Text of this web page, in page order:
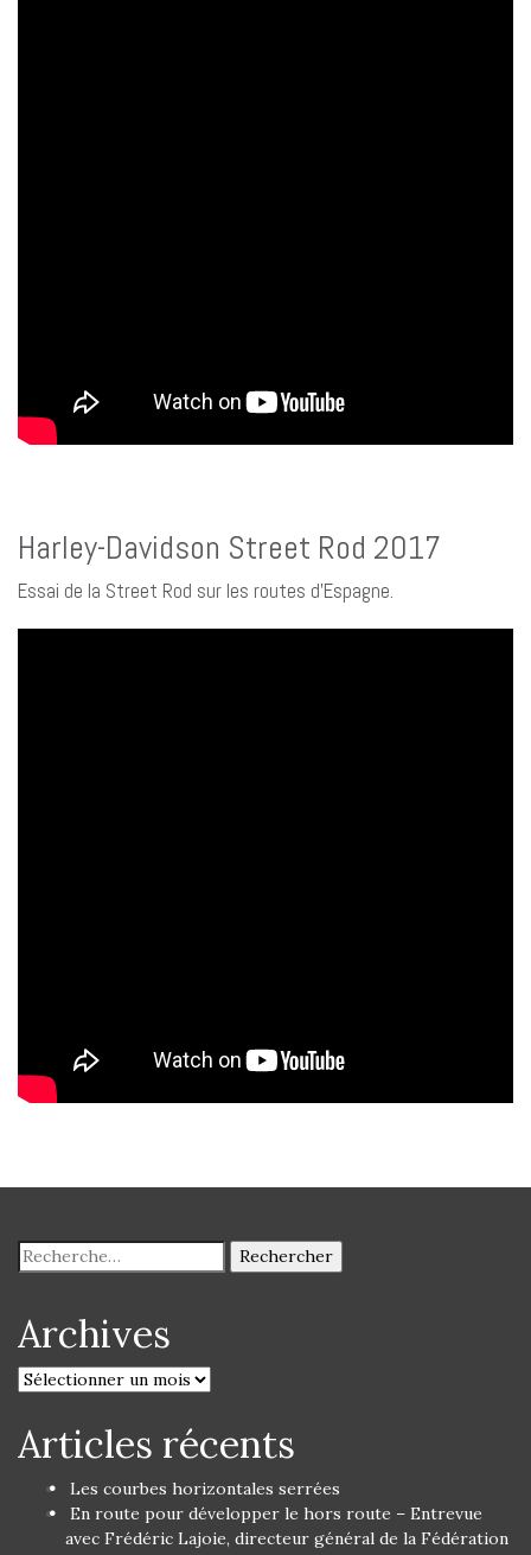
Harley-Davidson Street Rod 2017
Essai de la Street Rod sur les routes d’Espagne.
Archives
Articles récents
Les courbes horizontales serrées
En route pour développer le hors route – Entrevue
avec Frédéric Lajoie, directeur général de la Fédération